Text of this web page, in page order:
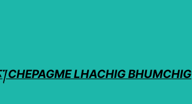
CHEPAGME LHACHIG BHUMCHIG